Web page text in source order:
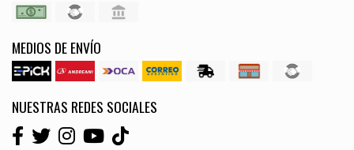
MEDIOS DE ENVÍO
NUESTRAS REDES SOCIALES